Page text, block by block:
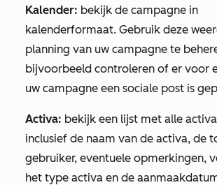
Kalender: bekijk de campagne in
kalenderformaat. Gebruik deze
planning van uw campagne te
bijvoorbeeld controleren of er voor
uw campagne een sociale post is
Activa: bekijk een lijst met alle
inclusief de naam van de activa, de
gebruiker, eventuele opmerkingen,
het type activa en de